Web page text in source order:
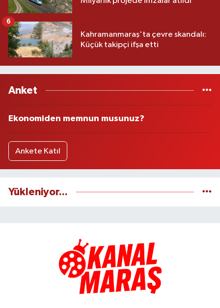
Kahramanmaraş'ta çevre skandalı:
Küçük takipçi ifşa etti
6
Anket
Ekonomiden memnun musunuz?
Ankete Katıl
Yükleniyor...